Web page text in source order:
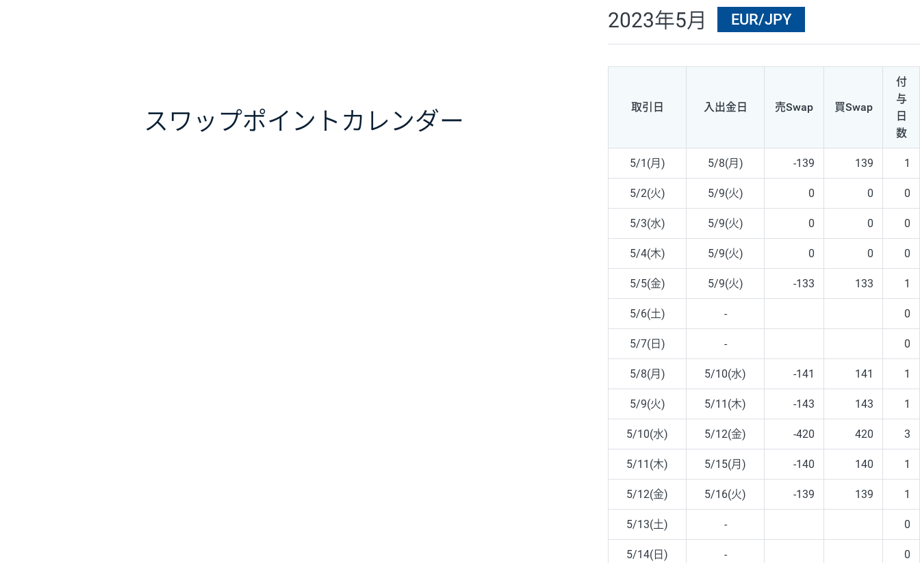
スワップポイント カレンダー
2023年5月 EUR/JPY
取引日 入出金日 売Swap 買Swap
付
与
日
数
5/1(月) 5/8(月) -139 139 1
5/2(火) 5/9(火) 0 0 0
5/3(水) 5/9(火) 0 0 0
5/4(木) 5/9(火) 0 0 0
5/5(金) 5/9(火) -133 133 1
5/6(土) - 0
5/7(日) - 0
5/8(月) 5/10(水) -141 141 1
5/9(火) 5/11(木) -143 143 1
5/10(水) 5/12(金) -420 420 3
5/11(木) 5/15(月) -140 140 1
5/12(金) 5/16(火) -139 139 1
5/13(土) - 0
5/14(日) - 0